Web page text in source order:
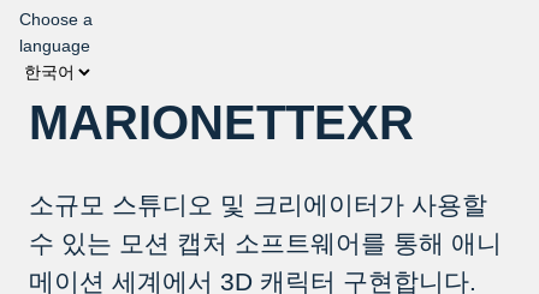
Choose a
language
MARIONETTEXR
소규모 스튜디오 및 크리에이터가 사용할
수 있는 모션 캡처 소프트웨어를 통해 애니
메이션 세계에서 3D 캐릭터 구현합니다.